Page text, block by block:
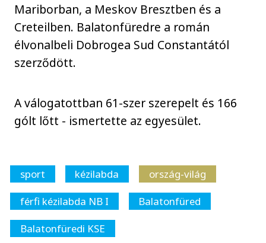
Mariborban, a Meskov Bresztben és a
Creteilben. Balatonfüredre a román
élvonalbeli Dobrogea Sud Constantától
szerződött.
A válogatottban 61-szer szerepelt és 166
gólt lőtt - ismertette az egyesület.
sport kézilabda
ország-világ
férfi kézilabda NB I
Balatonfüred
Balatonfüredi KSE